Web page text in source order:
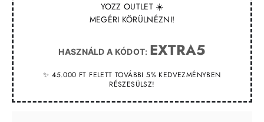
YOZZ OUTLET ☀️
MEGÉRI KÖRÜLNÉZNI!
HASZNÁLD A KÓDOT: EXTRA5
✨ 45.000 FT FELETT TOVÁBBI 5% KEDVEZMÉNYBEN
RÉSZESÜLSZ!